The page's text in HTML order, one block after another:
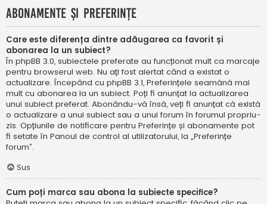
Abonamente și Preferințe
Care este diferența dintre adăugarea ca favorit și
abonarea la un subiect?
În phpBB 3.0, subiectele preferate au funcționat mult ca marcaje
pentru browserul web. Nu ați fost alertat când a existat o
actualizare. Începând cu phpBB 3.1, Preferințele seamănă mai
mult cu abonarea la un subiect. Poți fi anunțat la actualizarea
unui subiect preferat. Abonându-vă însă, veți fi anunțat că există
o actualizare a unui subiect sau a unui forum în forumul propriu-
zis. Opțiunile de notificare pentru Preferințe și abonamente pot
fi setate în Panoul de control al utilizatorului, la „Preferințe
forum”.
Sus
Cum poți marca sau abona la subiecte specifice?